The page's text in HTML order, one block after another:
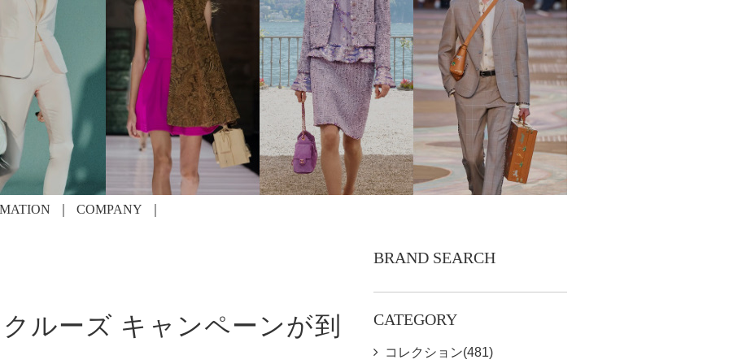
COMPANY
ルーズ キャンペーンが到
BRAND SEARCH
CATEGORY
コレクション(481)